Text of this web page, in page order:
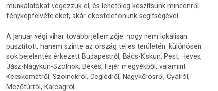
munkálatokat végezzük el, és lehetőleg készítsünk mindenről
fényképfelvételeket, akár okostelefonunk segítségével.
A január végi vihar további jellemzője, hogy nem lokálisan
pusztított, hanem szinte az ország teljes területén: különösen
sok bejelentés érkezett Budapestről, Bács-Kiskun, Pest, Heves,
Jász-Nagykun-Szolnok, Békés, Fejér megyékből, valamint
Kecskemétről, Szolnokról, Ceglédről, Nagykőrösről, Gyálról,
Mezőtúrról, Karcagról.